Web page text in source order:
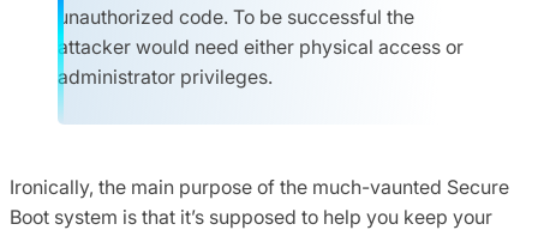
unauthorized code. To be successful the
attacker would need either physical access or
administrator privileges.
Ironically, the main purpose of the much-vaunted Secure
Boot system is that it’s supposed to help you keep your